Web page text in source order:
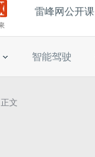
雷峰网公开课
智能驾驶
正文